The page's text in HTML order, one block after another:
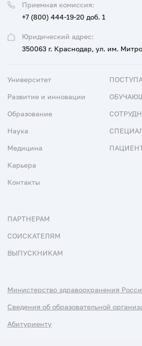
Юридический адрес:
350063 г. Краснодар, ул. им.
Приемная комиссия:
+7 (800) 444-19-20 доб. 1
Университет
Развитие и инновации
Образование
Наука
Медицина
Карьера
Контакты
ПАРТНЕРАМ
СОИСКАТЕЛЯМ
ВЫПУСКНИКАМ
Министерство здравоохранения
Сведения об образовательной
Абитуриенту